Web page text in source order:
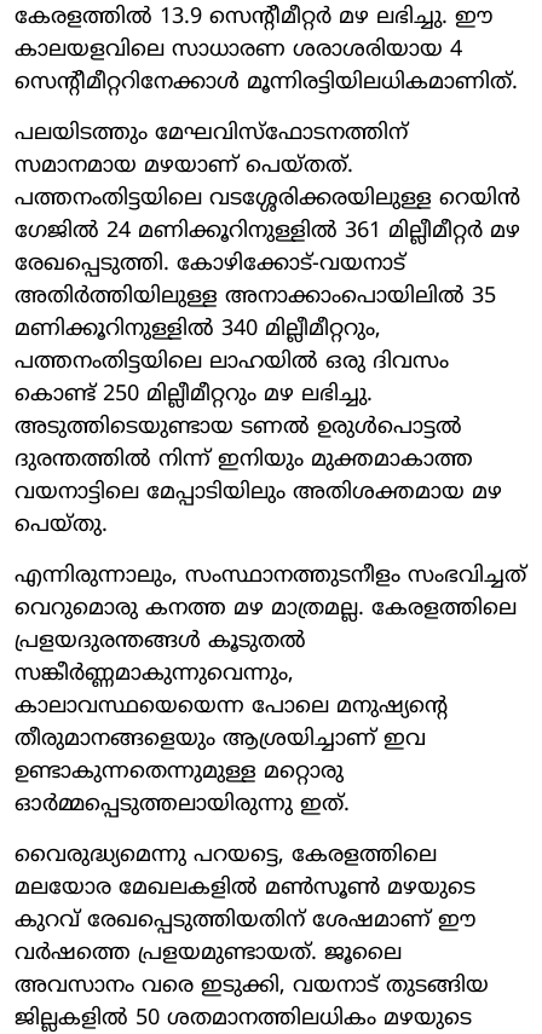
കേരളത്തിൽ 13.9 സെന്റീമീറ്റർ മഴ ലഭിച്ചു. ഈ
കാലയളവിലെ സാധാരണ ശരാശരിയായ 4
സെന്റീമീറ്ററിനേക്കാൾ മൂന്നിരട്ടിയിലധികമാണിത്.
പലയിടത്തും മേഘവിസ്ഫോടനത്തിന്
സമാനമായ മഴയാണ് പെയ്തത്.
പത്തനംതിട്ടയിലെ വടശ്ശേരിക്കരയിലുള്ള റെയിൻ
ഗേജിൽ 24 മണിക്കൂറിനുള്ളിൽ 361 മില്ലീമീറ്റർ മഴ
രേഖപ്പെടുത്തി. കോഴിക്കോട്-വയനാട്
അതിർത്തിയിലുള്ള അനാക്കാംപൊയിലിൽ 35
മണിക്കൂറിനുള്ളിൽ 340 മില്ലീമീറ്ററും,
പത്തനംതിട്ടയിലെ ലാഹയിൽ ഒരു ദിവസം
കൊണ്ട് 250 മില്ലീമീറ്ററും മഴ ലഭിച്ചു.
അടുത്തിടെയുണ്ടായ ടണൽ ഉരുൾപൊട്ടൽ
ദുരന്തത്തിൽ നിന്ന് ഇനിയും മുക്തമാകാത്ത
വയനാട്ടിലെ മേപ്പാടിയിലും അതിശക്തമായ മഴ
പെയ്തു.
എന്നിരുന്നാലും, സംസ്ഥാനത്തുടനീളം സംഭവിച്ചത്
വെറുമൊരു കനത്ത മഴ മാത്രമല്ല. കേരളത്തിലെ
പ്രളയദുരന്തങ്ങൾ കൂടുതൽ
സങ്കീർണ്ണമാകുന്നുവെന്നും,
കാലാവസ്ഥയെയെന്ന പോലെ മനുഷ്യന്റെ
തീരുമാനങ്ങളെയും ആശ്രയിച്ചാണ് ഇവ
ഉണ്ടാകുന്നതെന്നുമുള്ള മറ്റൊരു
ഓർമ്മപ്പെടുത്തലായിരുന്നു ഇത്.
വൈരുദ്ധ്യമെന്നു പറയട്ടെ, കേരളത്തിലെ
മലയോര മേഖലകളിൽ മൺസൂൺ മഴയുടെ
കുറവ് രേഖപ്പെടുത്തിയതിന് ശേഷമാണ് ഈ
വർഷത്തെ പ്രളയമുണ്ടായത്. ജൂലൈ
അവസാനം വരെ ഇടുക്കി, വയനാട് തുടങ്ങിയ
ജില്ലകളിൽ 50 ശതമാനത്തിലധികം മഴയുടെ